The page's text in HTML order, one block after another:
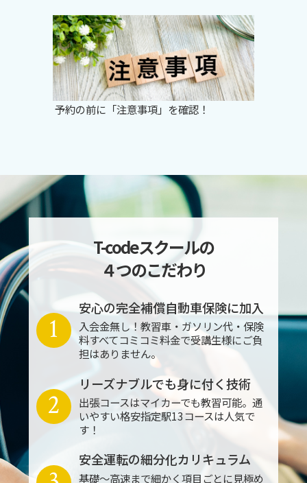
予約の前に「注意事項」を確認！
T-codeスクールの
４つのこだわり
安心の完全補償自動車保険に加入
入会金無し！教習車・ガソリン代・保険
料すべてコミコミ料金で受講生様にご負
担はありません。
1
リーズナブルでも身に付く技術
出張コースはマイカーでも教習可能。通
いやすい格安指定駅13コースは人気で
す！
2
安全運転の細分化カリキュラム
基礎～高速まで細かく項目ごとに見極め